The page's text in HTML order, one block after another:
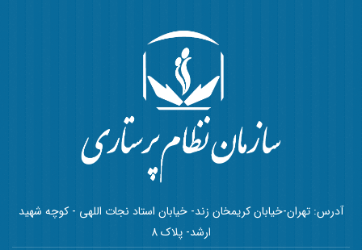
آدرس: تهران-خیابان کریمخان زند- خیابان استاد نجات اللهی - کوچه شهید
ارشد- پلاک 8